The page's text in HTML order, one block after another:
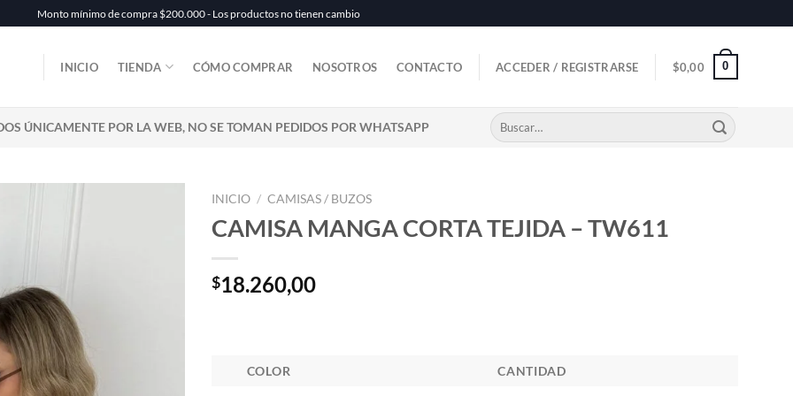
Monto mínimo de compra $200.000 - Los productos no tienen cambio
INICIO TIENDA CÓMO COMPRAR NOSOTROS CONTACTO ACCEDER / REGISTRARSE $0,00 0
ÚNICAMENTE POR LA WEB, NO SE TOMAN PEDIDOS POR WHATSAPP
Buscar
por:
INICIO / CAMISAS / BUZOS
CAMISA MANGA CORTA TEJIDA – TW611
$18.260,00
COLOR CANTIDAD